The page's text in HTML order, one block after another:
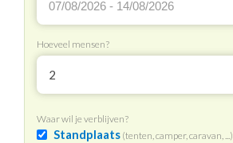
Hoeveel mensen?
2
Waar wil je verblijven?
Standplaats(tenten, camper, caravan, ...)